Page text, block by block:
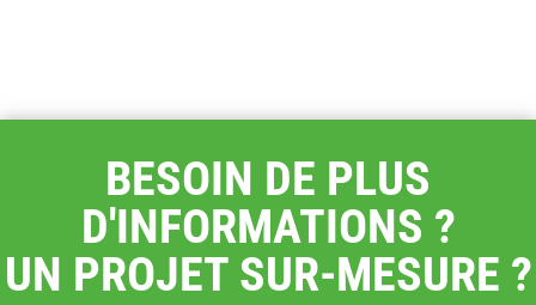
BESOIN DE PLUS
D'INFORMATIONS ?
UN PROJET SUR-MESURE ?